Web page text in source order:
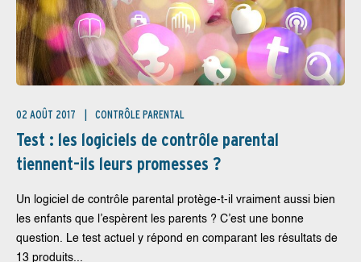
02 AOÛT 2017 CONTRÔLE PARENTAL
Test : les logiciels de contrôle parental
tiennent-ils leurs promesses ?
Un logiciel de contrôle parental protège-t-il vraiment aussi bien
les enfants que l’espèrent les parents ? C’est une bonne
question. Le test actuel y répond en comparant les résultats de
13 produits...